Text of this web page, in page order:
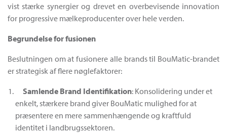
vist stærke synergier og drevet en overbevisende innovation
for progressive mælkeproducenter over hele verden.
Begrundelse for fusionen
Beslutningen om at fusionere alle brands til BouMatic-brandet
er strategisk af flere nøglefaktorer:
Samlende Brand Identifikation: Konsolidering under et
enkelt, stærkere brand giver BouMatic mulighed for at
præsentere en mere sammenhængende og kraftfuld
identitet i landbrugssektoren.